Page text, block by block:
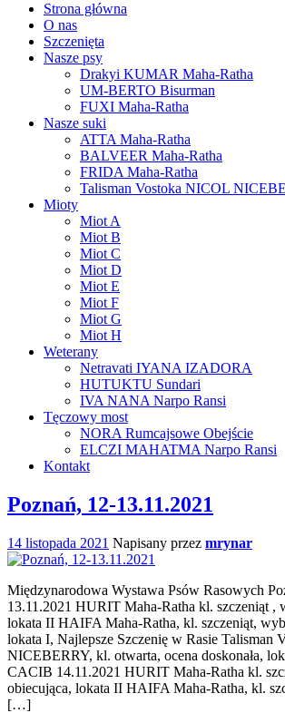
Strona główna
O nas
Szczenięta
Nasze psy
Drakyi KUMAR Maha-Ratha
UM-BERTO Bisurman
FUXI Maha-Ratha
Nasze suki
ATTA Maha-Ratha
BALVEER Maha-Ratha
FRIDA Maha-Ratha
Talisman Vostoka NICOL
Mioty
Miot A
Miot B
Miot C
Miot D
Miot E
Miot F
Miot G
Miot H
Weterany
Netravati IYANA IZADORA
HUTUKTU Sundari
IVA NANA Narpo Ransi
Tęczowy most
NORA Rumcajsowe Obejście
ELCZI MAHATMA Narpo Ransi
Kontakt
Poznań, 12-13.11.2021
14 listopada 2021 Napisany przez mrynar
Międzynarodowa Wystawa Psów Rasowych
13.11.2021 HURIT Maha-Ratha kl. szczeniąt ,
lokata II HAIFA Maha-Ratha, kl. szczeniąt,
lokata I, Najlepsze Szczenię w Rasie Talisman
NICEBERRY, kl. otwarta, ocena doskonała,
CACIB 14.11.2021 HURIT Maha-Ratha kl.
obiecująca, lokata II HAIFA Maha-Ratha, kl.
[…]